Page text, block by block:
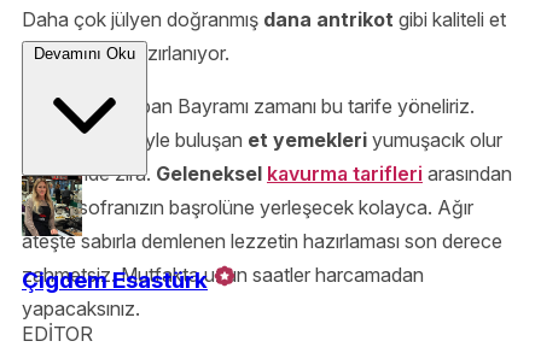
Daha çok jülyen doğranmış dana antrikot gibi kaliteli et
kesimleriyle hazırlanıyor.
Daha çok Kurban Bayramı zamanı bu tarife yöneliriz.
Sütün zarafetiyle buluşan et yemekleri yumuşacık olur
sayesinde zira. Geleneksel kavurma tarifleri arasından
sıyrılıp sofranızın başrolüne yerleşecek kolayca. Ağır
ateşte sabırla demlenen lezzetin hazırlaması son derece
zahmetsiz. Mutfakta uzun saatler harcamadan
yapacaksınız.
Devamını Oku
Çigdem Esastürk
EDİTOR